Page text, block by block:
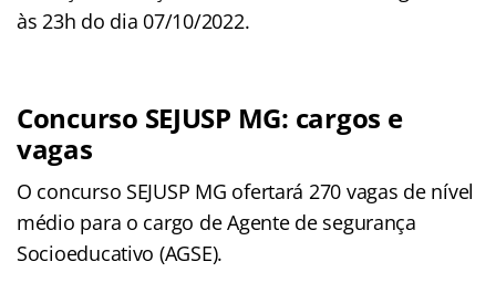
às 23h do dia 07/10/2022.
Concurso SEJUSP MG: cargos e
vagas
O concurso SEJUSP MG ofertará 270 vagas de nível
médio para o cargo de Agente de segurança
Socioeducativo (AGSE).